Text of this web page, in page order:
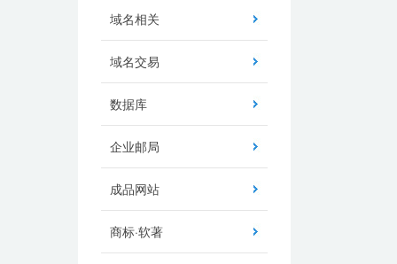
域名相关
域名交易
数据库
企业邮局
成品网站
商标·软著